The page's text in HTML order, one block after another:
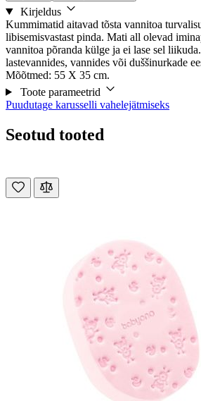
Kirjeldus
Kummimatid aitavad tõsta vannitoa
libisemisvastast pinda. Mati all olevad
vannitoa põranda külge ja ei lase sel
lastevannides, vannides või duššinurkade
Mõõtmed: 55 X 35 cm.
Toote parameetrid
Puudutage karusselli vahelejätmiseks
Seotud tooted